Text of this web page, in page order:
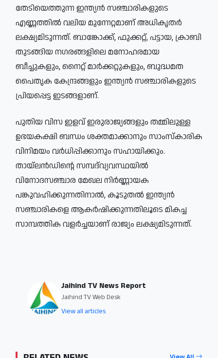
തേടിയെത്തുന്ന ഇന്ത്യൻ സഞ്ചാരികളുടെ
എണ്ണത്തിൽ വലിയ മുന്നേറ്റമാണ് അധികൃതർ
ലക്ഷ്യമിടുന്നത്. ബാങ്കോക്ക്, ഫുക്കറ്റ്, പട്ടായ, ക്രാബി
തുടങ്ങിയ നഗരങ്ങളിലെ മനോഹരമായ
ബീച്ചുകളും, നൈറ്റ് മാർക്കറ്റുകളും, ബുദ്ധമത
പൈതൃക കേന്ദ്രങ്ങളും ഇന്ത്യൻ സഞ്ചാരികളുടെ
പ്രിയപ്പെട്ട ഇടങ്ങളാണ്.
പുതിയ വിസ ഇളവ് ഇരുരാജ്യങ്ങളും തമ്മിലുള്ള
ഉഭയകക്ഷി ബന്ധം ശക്തമാക്കാനും സാംസ്കാരിക
വിനിമയം വർധിപ്പിക്കാനും സഹായിക്കും.
തായ്‌ലൻഡിന്റെ സമ്പദ്‌വ്യവസ്ഥയിൽ
വിനോദസഞ്ചാര മേഖല നിർണ്ണായക
പങ്കുവഹിക്കുന്നതിനാൽ, കൂടുതൽ ഇന്ത്യൻ
സഞ്ചാരികളെ ആകർഷിക്കുന്നതിലൂടെ മികച്ച
സാമ്പത്തിക വളർച്ചയാണ് രാജ്യം ലക്ഷ്യമിടുന്നത്.
Jaihind TV News Report
Jaihind TV Web Desk
View all articles